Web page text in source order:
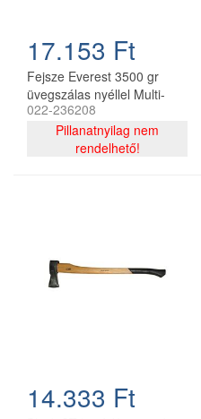
17.153 Ft
Fejsze Everest 3500 gr
üvegszálas nyéllel Multi-
Neck
022-236208
Pillanatnyilag nem
rendelhető!
14.333 Ft